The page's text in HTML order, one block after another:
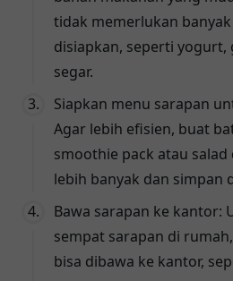
tidak memerlukan
disiapkan, seperti yogurt,
segar.
Siapkan menu sarapan
Agar lebih efisien, buat
smoothie pack atau
lebih banyak dan simpan
Bawa sarapan ke kantor:
sempat sarapan di
bisa dibawa ke kantor,